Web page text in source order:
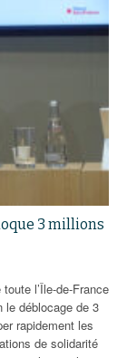
3 millions
l’Île-de-France
le déblocage de 3
rapidement les
de solidarité